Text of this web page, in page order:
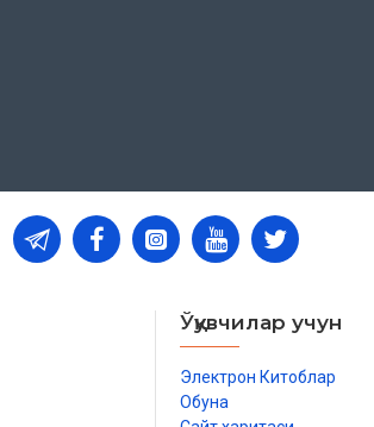
Ўқувчилар учун
Электрон Китоблар
Обуна